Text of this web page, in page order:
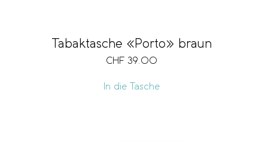
Tabaktasche «Porto» braun
CHF 39.00
In die Tasche